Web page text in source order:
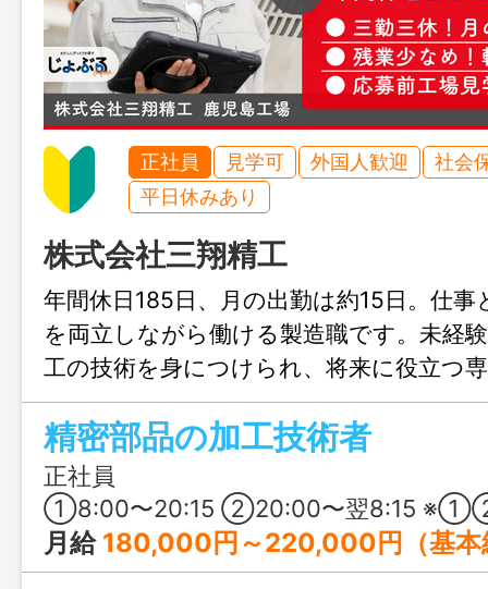
正社員 見学可 外国人歓迎
社会
平日休みあり
株式会社三翔精工
年間休日185日、月の出勤は約15日。仕
を両立しながら働ける製造職です。未経
工の技術を身につけられ、将来に役立つ
可能。転勤なしで霧島市に腰を据えて働
当や退職金制度など福利厚生も充実して
精密部品の加工技術者
正社員
①8:00〜20:15 ②20:00〜翌8:15 ※①②のシフト勤務（三勤三休） ※もしくは①のみのシフト勤務 ※週平均40時間
月給 180,000円～220,000円（基本